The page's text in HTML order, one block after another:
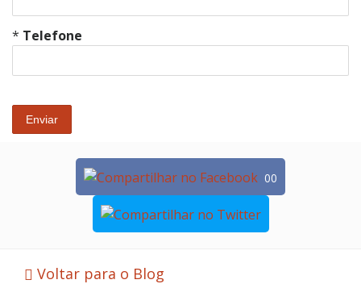
* Telefone
00
Voltar para o Blog